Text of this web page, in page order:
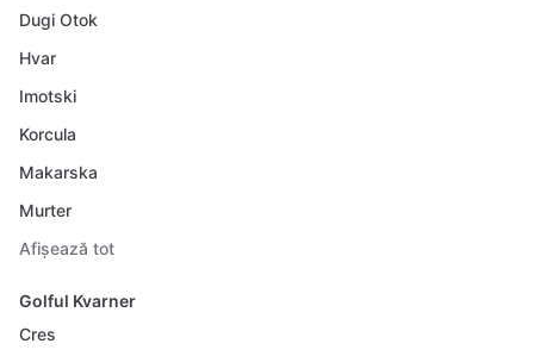
Dugi Otok
Hvar
Imotski
Korcula
Makarska
Murter
Afișează tot
Golful Kvarner
Cres